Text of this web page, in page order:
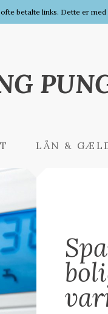
betalte links. Dette er
LÅN &